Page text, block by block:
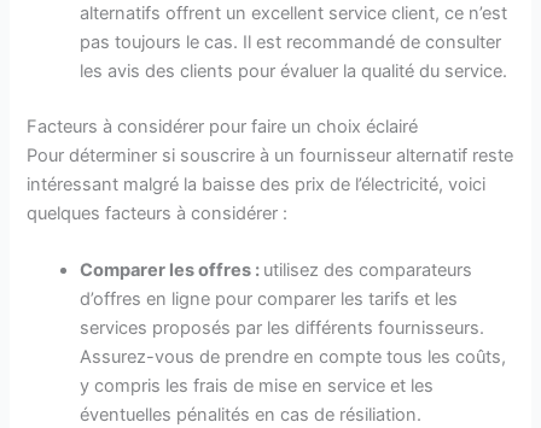
alternatifs offrent un excellent service client, ce n’est
pas toujours le cas. Il est recommandé de consulter
les avis des clients pour évaluer la qualité du service.
Facteurs à considérer pour faire un choix éclairé
Pour déterminer si souscrire à un fournisseur alternatif reste
intéressant malgré la baisse des prix de l’électricité, voici
quelques facteurs à considérer :
Comparer les offres : utilisez des comparateurs
d’offres en ligne pour comparer les tarifs et les
services proposés par les différents fournisseurs.
Assurez-vous de prendre en compte tous les coûts,
y compris les frais de mise en service et les
éventuelles pénalités en cas de résiliation.